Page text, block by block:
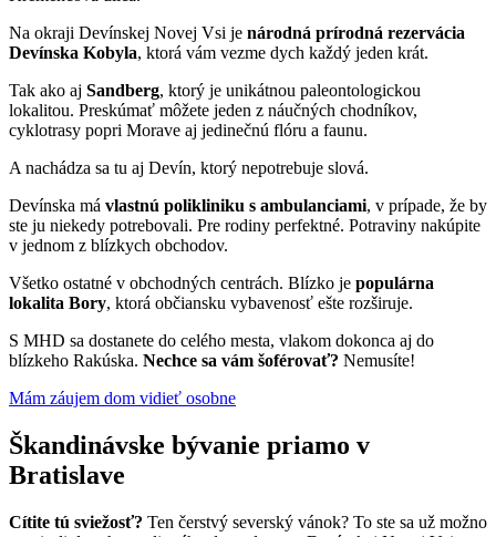
Na okraji Devínskej Novej Vsi je národná prírodná rezervácia
Devínska Kobyla, ktorá vám vezme dych každý jeden krát.
Tak ako aj Sandberg, ktorý je unikátnou paleontologickou
lokalitou. Preskúmať môžete jeden z náučných chodníkov,
cyklotrasy popri Morave aj jedinečnú flóru a faunu.
A nachádza sa tu aj Devín, ktorý nepotrebuje slová.
Devínska má vlastnú polikliniku s ambulanciami, v prípade, že by
ste ju niekedy potrebovali. Pre rodiny perfektné. Potraviny nakúpite
v jednom z blízkych obchodov.
Všetko ostatné v obchodných centrách. Blízko je populárna
lokalita Bory, ktorá občiansku vybavenosť ešte rozširuje.
S MHD sa dostanete do celého mesta, vlakom dokonca aj do
blízkeho Rakúska. Nechce sa vám šoférovať? Nemusíte!
Mám záujem dom vidieť osobne
Škandinávske bývanie priamo v
Bratislave
Cítite tú sviežosť? Ten čerstvý severský vánok? To ste sa už možno